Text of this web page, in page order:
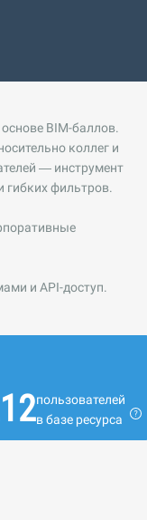
BIM-баллов.
коллег и
— инструмент
гибких фильтров.
и API-доступ.
пользователей
в базе ресурса